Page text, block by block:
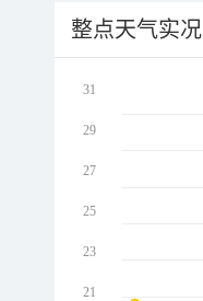
整点天气实况
31
29
27
25
23
21